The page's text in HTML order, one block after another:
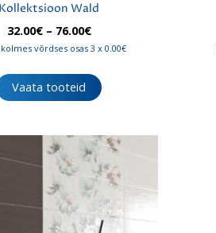
Kollektsioon Wald
32.00€ – 76.00€Hinnavahemik:
32.00€
76.00€
võrdses osas 3 x 0.00€
Vaata tooteid